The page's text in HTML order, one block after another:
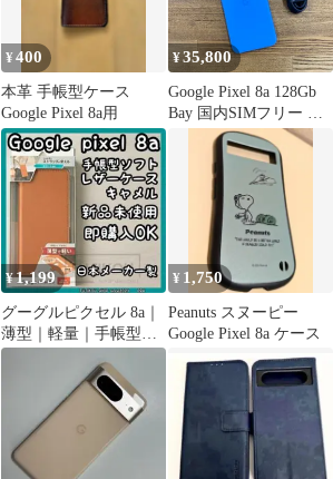
¥400
本革 手帳型ケース
Google Pixel 8a用
¥35,800
Google Pixel 8a 128Gb
Bay 国内SIMフリー 送
¥1,199
グーグルピクセル 8a｜
薄型｜軽量｜手帳型｜
マグネット付｜上質レ
ザーケース★
¥ 1,750
Peanuts スヌーピー
Google Pixel 8a ケース